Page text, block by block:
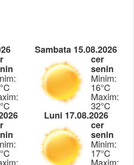
Sambata 15.08.2026
cer
senin
Minim:
16°C
Maxim:
32°C
Luni 17.08.2026
cer
senin
Minim:
17°C
Maxim: